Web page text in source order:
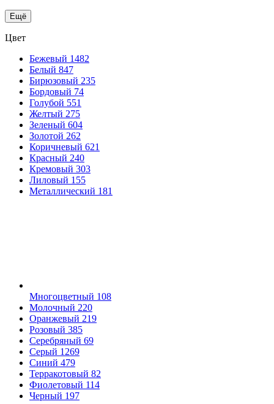
Ещё
Цвет
Бежевый 1482
Белый 847
Бирюзовый 235
Бордовый 74
Голубой 551
Желтый 275
Зеленый 604
Золотой 262
Коричневый 621
Красный 240
Кремовый 303
Лиловый 155
Металлический 181
Многоцветный 108
Молочный 220
Оранжевый 219
Розовый 385
Серебряный 69
Серый 1269
Синий 479
Терракотовый 82
Фиолетовый 114
Черный 197